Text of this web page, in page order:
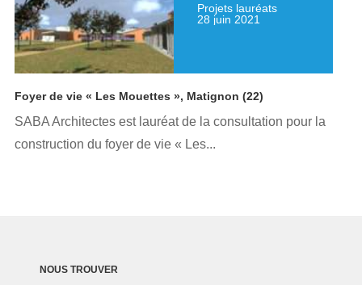
Projets lauréats
28 juin 2021
Foyer de vie « Les Mouettes », Matignon (22)
SABA Architectes est lauréat de la consultation pour la
construction du foyer de vie « Les...
NOUS TROUVER